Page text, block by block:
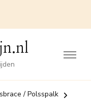
/ Polsspalk